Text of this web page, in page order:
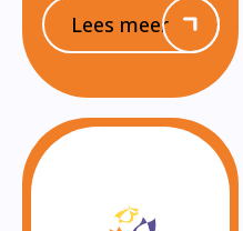
Lees meer